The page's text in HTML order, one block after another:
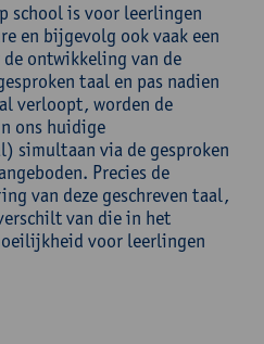
school is voor leerlingen
en bijgevolg ook vaak een
ontwikkeling van de
taal en pas nadien
verloopt, worden de
ons huidige
simultaan via de gesproken
Precies de
van deze geschreven taal,
van die in het
voor leerlingen